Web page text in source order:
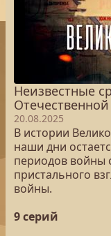
Неизвестные
Отечественной
20.08.2025
В истории
наши дни
периодов войны
пристального
войны.
9 серий